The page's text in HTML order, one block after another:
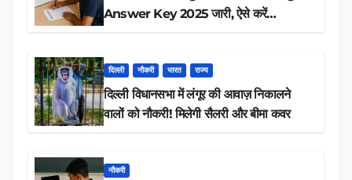
Answer Key 2025 जारी, ऐसे करें
दिल्ली नौकरी भारत राज्य
दिल्ली विधानसभा में लंगूर की आवाज़ निकालने
वालों को नौकरी! मिलेगी सैलरी और बीमा कवर
नौकरी